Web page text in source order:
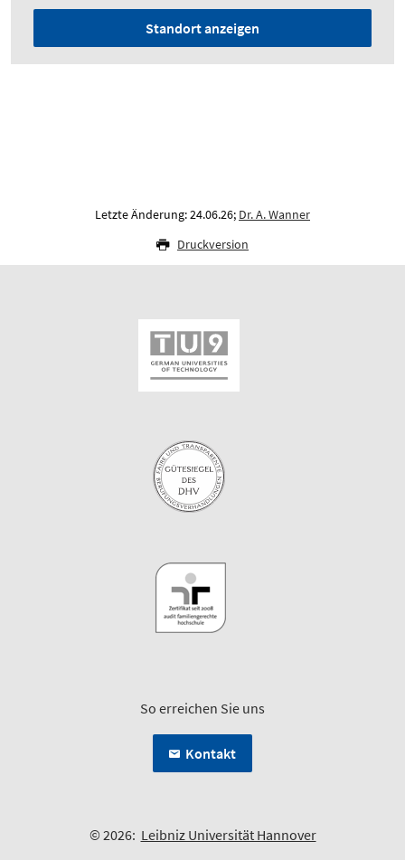
Standort anzeigen
Letzte Änderung: 24.06.26; Dr. A. Wanner
Druckversion
So erreichen Sie uns
Kontakt
© 2026: Leibniz Universität Hannover